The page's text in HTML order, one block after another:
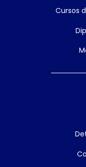
Cursos